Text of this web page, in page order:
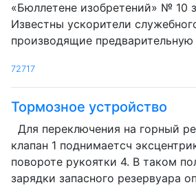
«Бюллетене изобретений» № 10
Известны ускорители
производящие предварительную
72717
Тормозное устройство
Для переключения на горный
клапан 1 поднимаетсч
повороте рукоятки 4. В таком
зарядки запасного резервуара